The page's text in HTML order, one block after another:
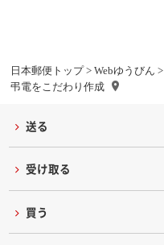
日本郵便トップ> Webゆうびん >
弔電をこだわり作成
送る
受け取る
買う